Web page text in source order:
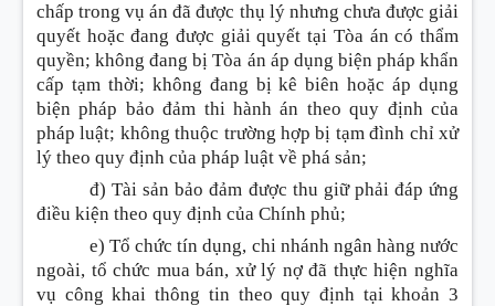
chấp trong vụ án đã được thụ lý nhưng chưa được giải
quyết hoặc đang được giải quyết tại Tòa án có thẩm
quyền; không đang bị Tòa án áp dụng biện pháp khẩn
cấp tạm thời; không đang bị kê biên hoặc áp dụng
biện pháp bảo đảm thi hành án theo quy định của
pháp luật; không thuộc trường hợp bị tạm đình chỉ xử
lý theo quy định của pháp luật về phá sản;
đ) Tài sản bảo đảm được thu giữ phải đáp ứng
điều kiện theo quy định của Chính phủ;
e) Tổ chức tín dụng, chi nhánh ngân hàng nước
ngoài, tổ chức mua bán, xử lý nợ đã thực hiện nghĩa
vụ công khai thông tin theo quy định tại khoản 3